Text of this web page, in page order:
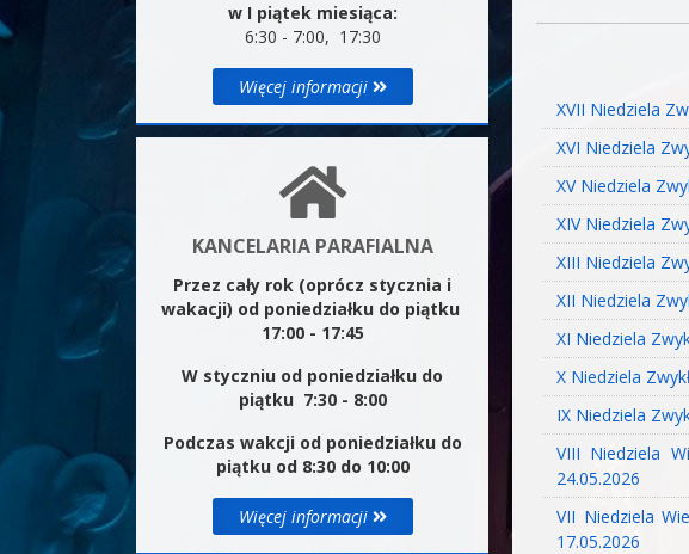
w I piątek miesiąca:
6:30 - 7:00, 17:30
Więcej informacji
KANCELARIA PARAFIALNA
Przez cały rok (oprócz stycznia i
wakacji) od poniedziałku do piątku
17:00 - 17:45
W styczniu od poniedziałku do
piątku 7:30 - 8:00
Podczas wakcji od poniedziałku do
piątku od 8:30 do 10:00
Więcej informacji
XVII Niedziela
XVI Niedziela
XV Niedziela
XIV Niedziela
XIII Niedziela
XII Niedziela
XI Niedziela
X Niedziela
IX Niedziela
VIII Niedziela
24.05.2026
VII Niedziela
17.05.2026